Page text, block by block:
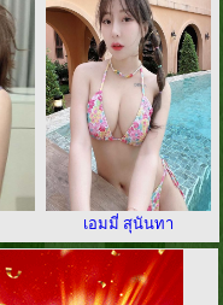
เอมมี่ สุนันทา